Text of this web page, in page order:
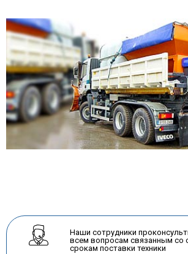
Наши сотрудники
всем вопросам связанным со
срокам поставки техники